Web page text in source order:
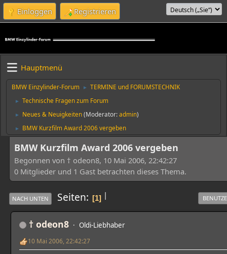
Einloggen Registrieren
Hauptmenü
BMW Einzylinder-Forum ► TERMINE und FORUMSTECHNIK
► Technische Fragen zum Forum
► Neues & Neuigkeiten(Moderator:admin)
► BMW Kurzfilm Award 2006 vergeben
BMW Kurzfilm Award 2006 vergeben
Begonnen von † odeon8, 10 Mai 2006, 22:42:27
0 Mitglieder und 1 Gast betrachten dieses Thema.
|
NACH UNTEN Seiten 1
† odeon8 Oldi-Liebhaber
10 Mai 2006, 22:42:27